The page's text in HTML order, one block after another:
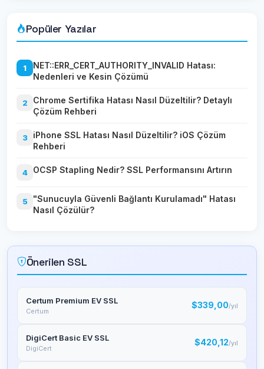
Popüler Yazılar
1
NET::ERR_CERT_AUTHORITY_INVALID Hatası:
Nedenleri ve Kesin Çözümü
2
Chrome Sertifika Hatası Nasıl Düzeltilir? Detaylı
Çözüm Rehberi
3
iPhone SSL Hatası Nasıl Düzeltilir? iOS Çözüm
Rehberi
4 OCSP Stapling Nedir? SSL Performansını Artırın
5
"Sunucuyla Güvenli Bağlantı Kurulamadı" Hatası
Nasıl Çözülür?
Önerilen SSL
Certum Premium EV SSL
Certum
$339,00/yıl
DigiCert Basic EV SSL
DigiCert
$420,12/yıl